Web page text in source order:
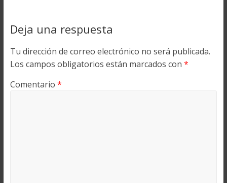
Deja una respuesta
Tu dirección de correo electrónico no será publicada.
Los campos obligatorios están marcados con *
Comentario *